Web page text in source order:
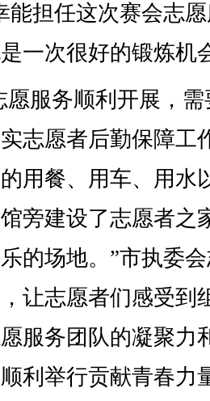
能担任这次赛会志
一次很好的锻炼机
愿服务顺利开展，
志愿者后勤保障工
用餐、用车、用水
旁建设了志愿者之
的场地。”市执委
让志愿者们感受到
服务团队的凝聚力
利举行贡献青春力